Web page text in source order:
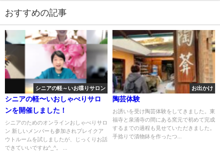
おすすめの記事
シニアの軽～いお喋りサロン
シニアの軽〜いおしゃべりサロ
ンを開催しました！
シニアのためのオンラインおしゃべりサロ
ン 新しいメンバーも参加されブレイクア
ウトルームを試しましたが、じっくりお話
できていいですね^_^。 ...
お出かけ
陶芸体験
お誘いを受け陶芸体験をしてきました。東
福寺と泉涌寺の間にある窯元で初めて完成
するまでの過程も見せていただきました。
手捻りで漬物鉢を作ったつ...